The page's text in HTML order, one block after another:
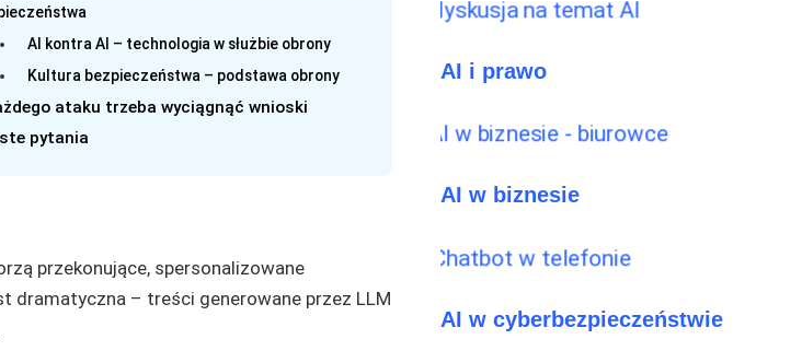
AI kontra AI – technologia w służbie obrony
Kultura bezpieczeństwa – podstawa obrony
ataku trzeba wyciągnąć wnioski
pytania
przekonujące, spersonalizowane
dramatyczna – treści generowane przez LLM
AI i prawo
AI w biznesie
AI w cyberbezpieczeństwie